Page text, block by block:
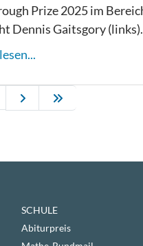
Prize 2025 im
Dennis Gaitsgory
SCHULE
Abiturpreis